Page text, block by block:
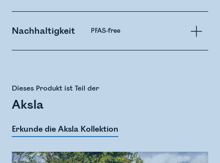
Nachhaltigkeit PFAS-free
Dieses Produkt ist Teil der
Aksla
Erkunde die Aksla Kollektion